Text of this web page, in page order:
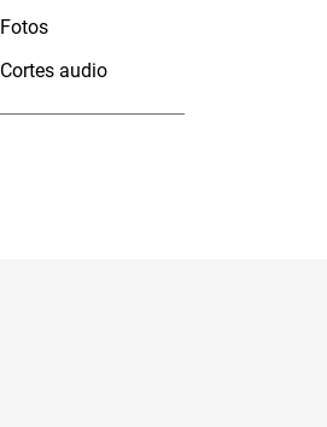
Fotos
Cortes audio